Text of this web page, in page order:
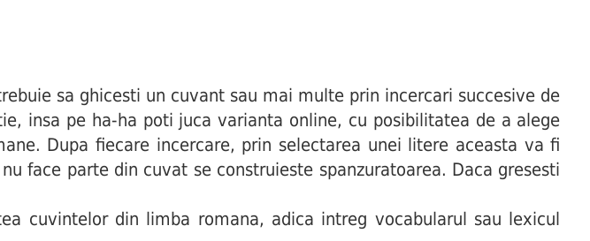
sa ghicesti un cuvant sau mai multe prin incercari succesive de
insa pe ha-ha poti juca varianta online, cu posibilitatea de a alege
Dupa fiecare incercare, prin selectarea unei litere aceasta va fi
face parte din cuvat se construieste spanzuratoarea. Daca gresesti
cuvintelor din limba romana, adica intreg vocabularul sau lexicul